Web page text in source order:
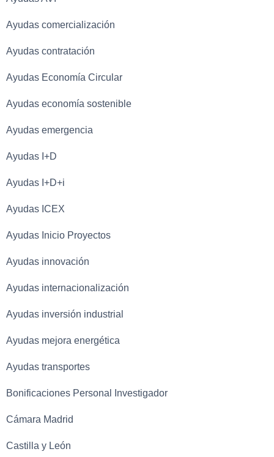
Ayudas comercialización
Ayudas contratación
Ayudas Economía Circular
Ayudas economía sostenible
Ayudas emergencia
Ayudas I+D
Ayudas I+D+i
Ayudas ICEX
Ayudas Inicio Proyectos
Ayudas innovación
Ayudas internacionalización
Ayudas inversión industrial
Ayudas mejora energética
Ayudas transportes
Bonificaciones Personal Investigador
Cámara Madrid
Castilla y León